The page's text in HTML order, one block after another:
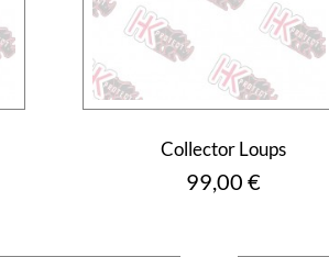
Collector Loups
Prix
99,00 €